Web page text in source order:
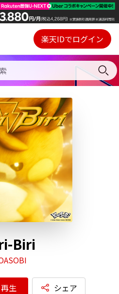
Webプレイヤー
ご契約内容の確認・変更
楽天IDでログイン
Biri
生 シェア